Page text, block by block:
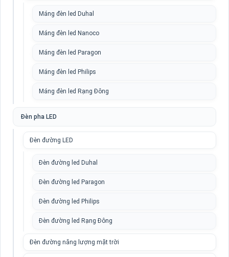
Máng đèn led Duhal
Máng đèn led Nanoco
Máng đèn led Paragon
Máng đèn led Philips
Máng đèn led Rạng Đông
Đèn pha LED
Đèn đường LED
Đèn đường led Duhal
Đèn đường led Paragon
Đèn đường led Philips
Đèn đường led Rạng Đông
Đèn đường năng lượng mặt trời